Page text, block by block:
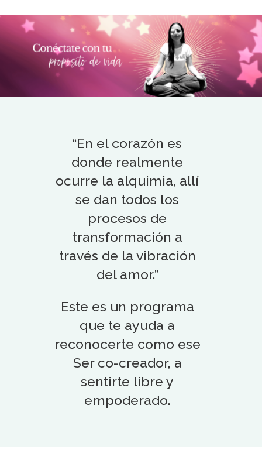
“En el corazón es
donde realmente
ocurre la alquimia, allí
se dan todos los
procesos de
transformación a
través de la vibración
del amor.”
Este es un programa
que te ayuda a
reconocerte como ese
Ser co-creador, a
sentirte libre y
empoderado.